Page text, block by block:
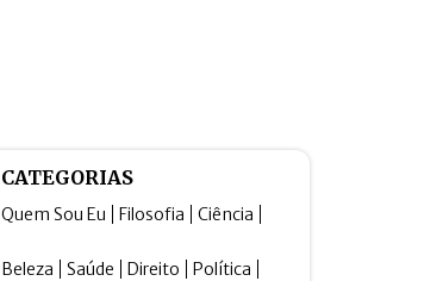
CATEGORIAS
Quem Sou Eu Filosofia Ciência
Beleza Saúde Direito Política